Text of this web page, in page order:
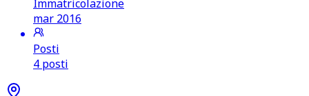
Immatricolazione
mar 2016
Posti
4 posti